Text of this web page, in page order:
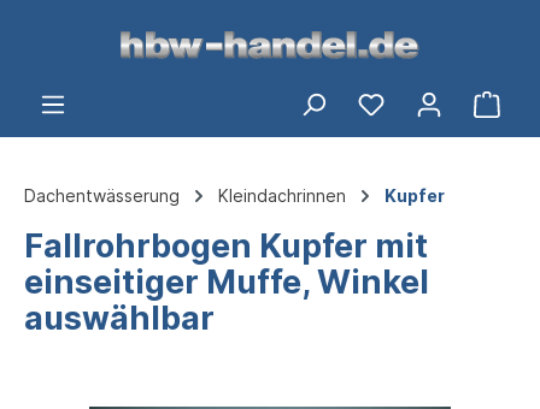
springen
Dachentwässerung Kleindachrinnen Kupfer
Fallrohrbogen Kupfer mit
einseitiger Muffe, Winkel
auswählbar